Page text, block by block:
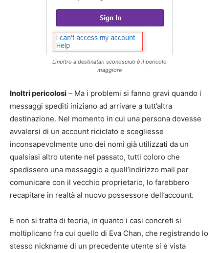
Linoltro a destinatari sconosciuti è il pericolo
maggiore
Inoltri pericolosi – Ma i problemi si fanno gravi quando i
messaggi spediti iniziano ad arrivare a tutt’altra
destinazione. Nel momento in cui una persona dovesse
avvalersi di un account riciclato e scegliesse
inconsapevolmente uno dei nomi già utilizzati da un
qualsiasi altro utente nel passato, tutti coloro che
spedissero una messaggio a quell’indirizzo mail per
comunicare con il vecchio proprietario, lo farebbero
recapitare in realtà al nuovo possessore dell’account.
E non si tratta di teoria, in quanto i casi concreti si
moltiplicano fra cui quello di Eva Chan, che registrando lo
stesso nickname di un precedente utente si è vista